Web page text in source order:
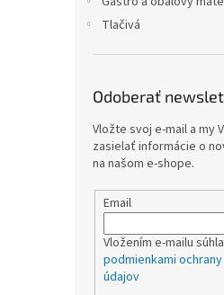
Tlačivá
Odoberať
Vložte svoj e-mail a my
zasielať informácie o
na našom e-shope.
Email
Vložením e-mailu
podmienkami
údajov